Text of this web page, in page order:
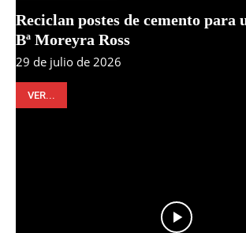
Reciclan postes de cemento para
Bª Moreyra Ross
29 de julio de 2026
VER...